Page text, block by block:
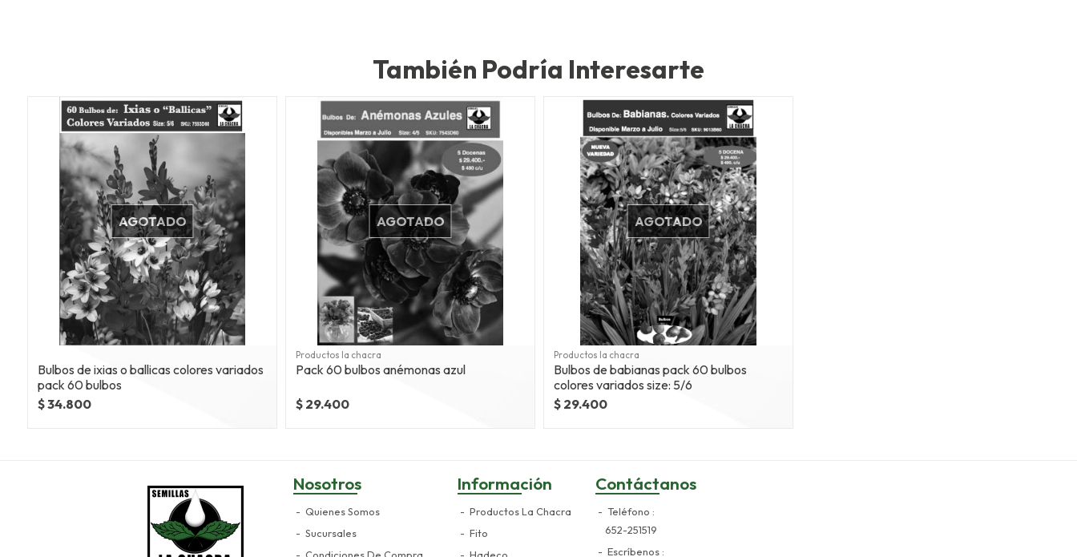
También Podría Interesarte
AGOTADO
Bulbos de ixias o ballicas colores variados
pack 60 bulbos
$ 34.800
AGOTADO
Productos la chacra
Pack 60 bulbos anémonas azul
$ 29.400
AGOTADO
Productos la chacra
Bulbos de babianas pack 60 bulbos
colores variados size: 5/6
$ 29.400
Nosotros
Quienes Somos
Sucursales
Información
Productos La Chacra
Fito
Contáctanos
Teléfono
652-251519
Escríbenos